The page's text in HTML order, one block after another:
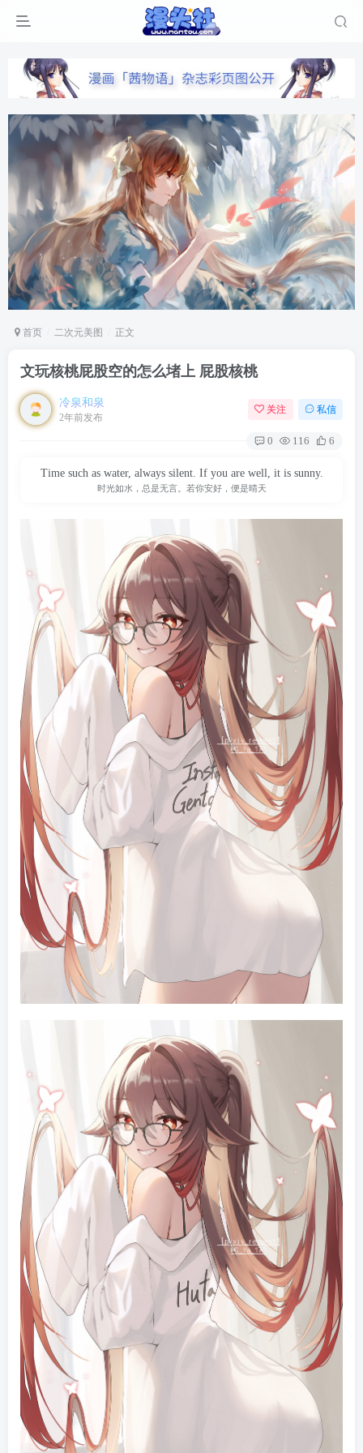
首页 二次元美图 正文
文玩核桃屁股空的怎么堵上 屁股核桃
冷泉和泉
2年前发布
关注 私信
0 116 6
Time such as water, always silent. If you are well, it is sunny.
时光如水，总是无言。若你安好，便是晴天